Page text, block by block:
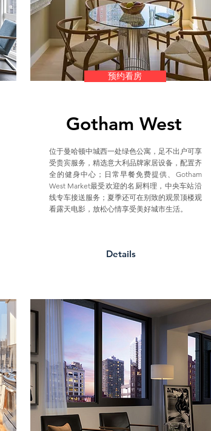
Gotham West
预约看房
位于曼哈顿中城西一处绿色公寓，足不出户可享
受贵宾服务，精选意大利品牌家居设备，配置齐
全的健身中心；日常早餐免费提供、Gotham
West Market最受欢迎的名厨料理，中央车站沿
线专车接送服务；夏季还可在别致的观景顶楼观
看露天电影，放松心情享受美好城市生活。
Details